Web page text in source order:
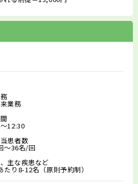
業務
12:30
患者数
～36名/回
主な疾患など
たり8-12名（原則予約制）